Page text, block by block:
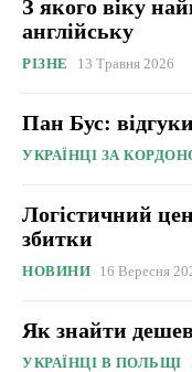
З якого віку
англійську
РІЗНЕ 13 Травня 2026
Пан Бус:
УКРАЇНЦІ ЗА
Логістичний
збитки
НОВИНИ 16 Вересня
Як знайти
УКРАЇНЦІ В ПОЛЬЩІ